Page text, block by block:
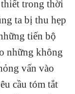
trong thời
ta bị thu hẹp
tiến bộ
những không
vấn vào
cầu tóm tắt